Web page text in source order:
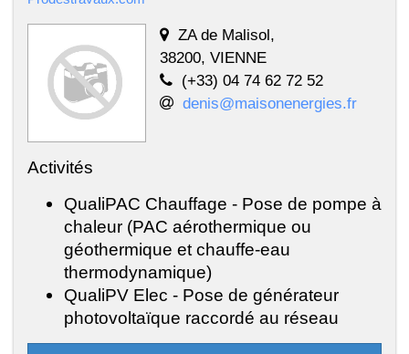
ZA de Malisol,
38200, VIENNE
(+33) 04 74 62 72 52
denis@maisonenergies.fr
Activités
QualiPAC Chauffage - Pose de pompe à
chaleur (PAC aérothermique ou
géothermique et chauffe-eau
thermodynamique)
QualiPV Elec - Pose de générateur
photovoltaïque raccordé au réseau